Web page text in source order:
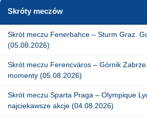
Skróty meczów
Skrót meczu Fenerbahce – Sturm Graz.
(05.08.2026)
Skrót meczu Ferencváros – Górnik
momenty (05.08.2026)
Skrót meczu Sparta Praga – Olympique
najciekawsze akcje (04.08.2026)